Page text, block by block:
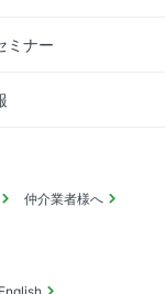
ミナー
仲介業者様へ